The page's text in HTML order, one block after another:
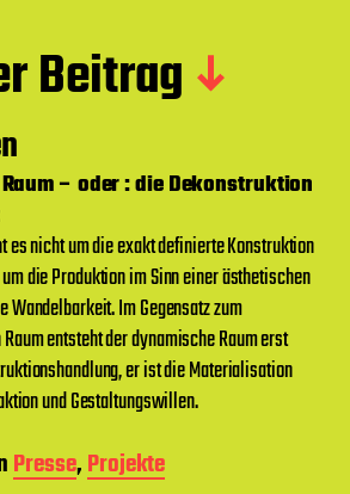
Beitrag
– oder : die Dekonstruktion
es nicht um die exakt definierte Konstruktion
die Produktion im Sinn einer ästhetischen
Wandelbarkeit. Im Gegensatz zum
entsteht der dynamische Raum erst
er ist die Materialisation
und Gestaltungswillen.
Presse,Projekte